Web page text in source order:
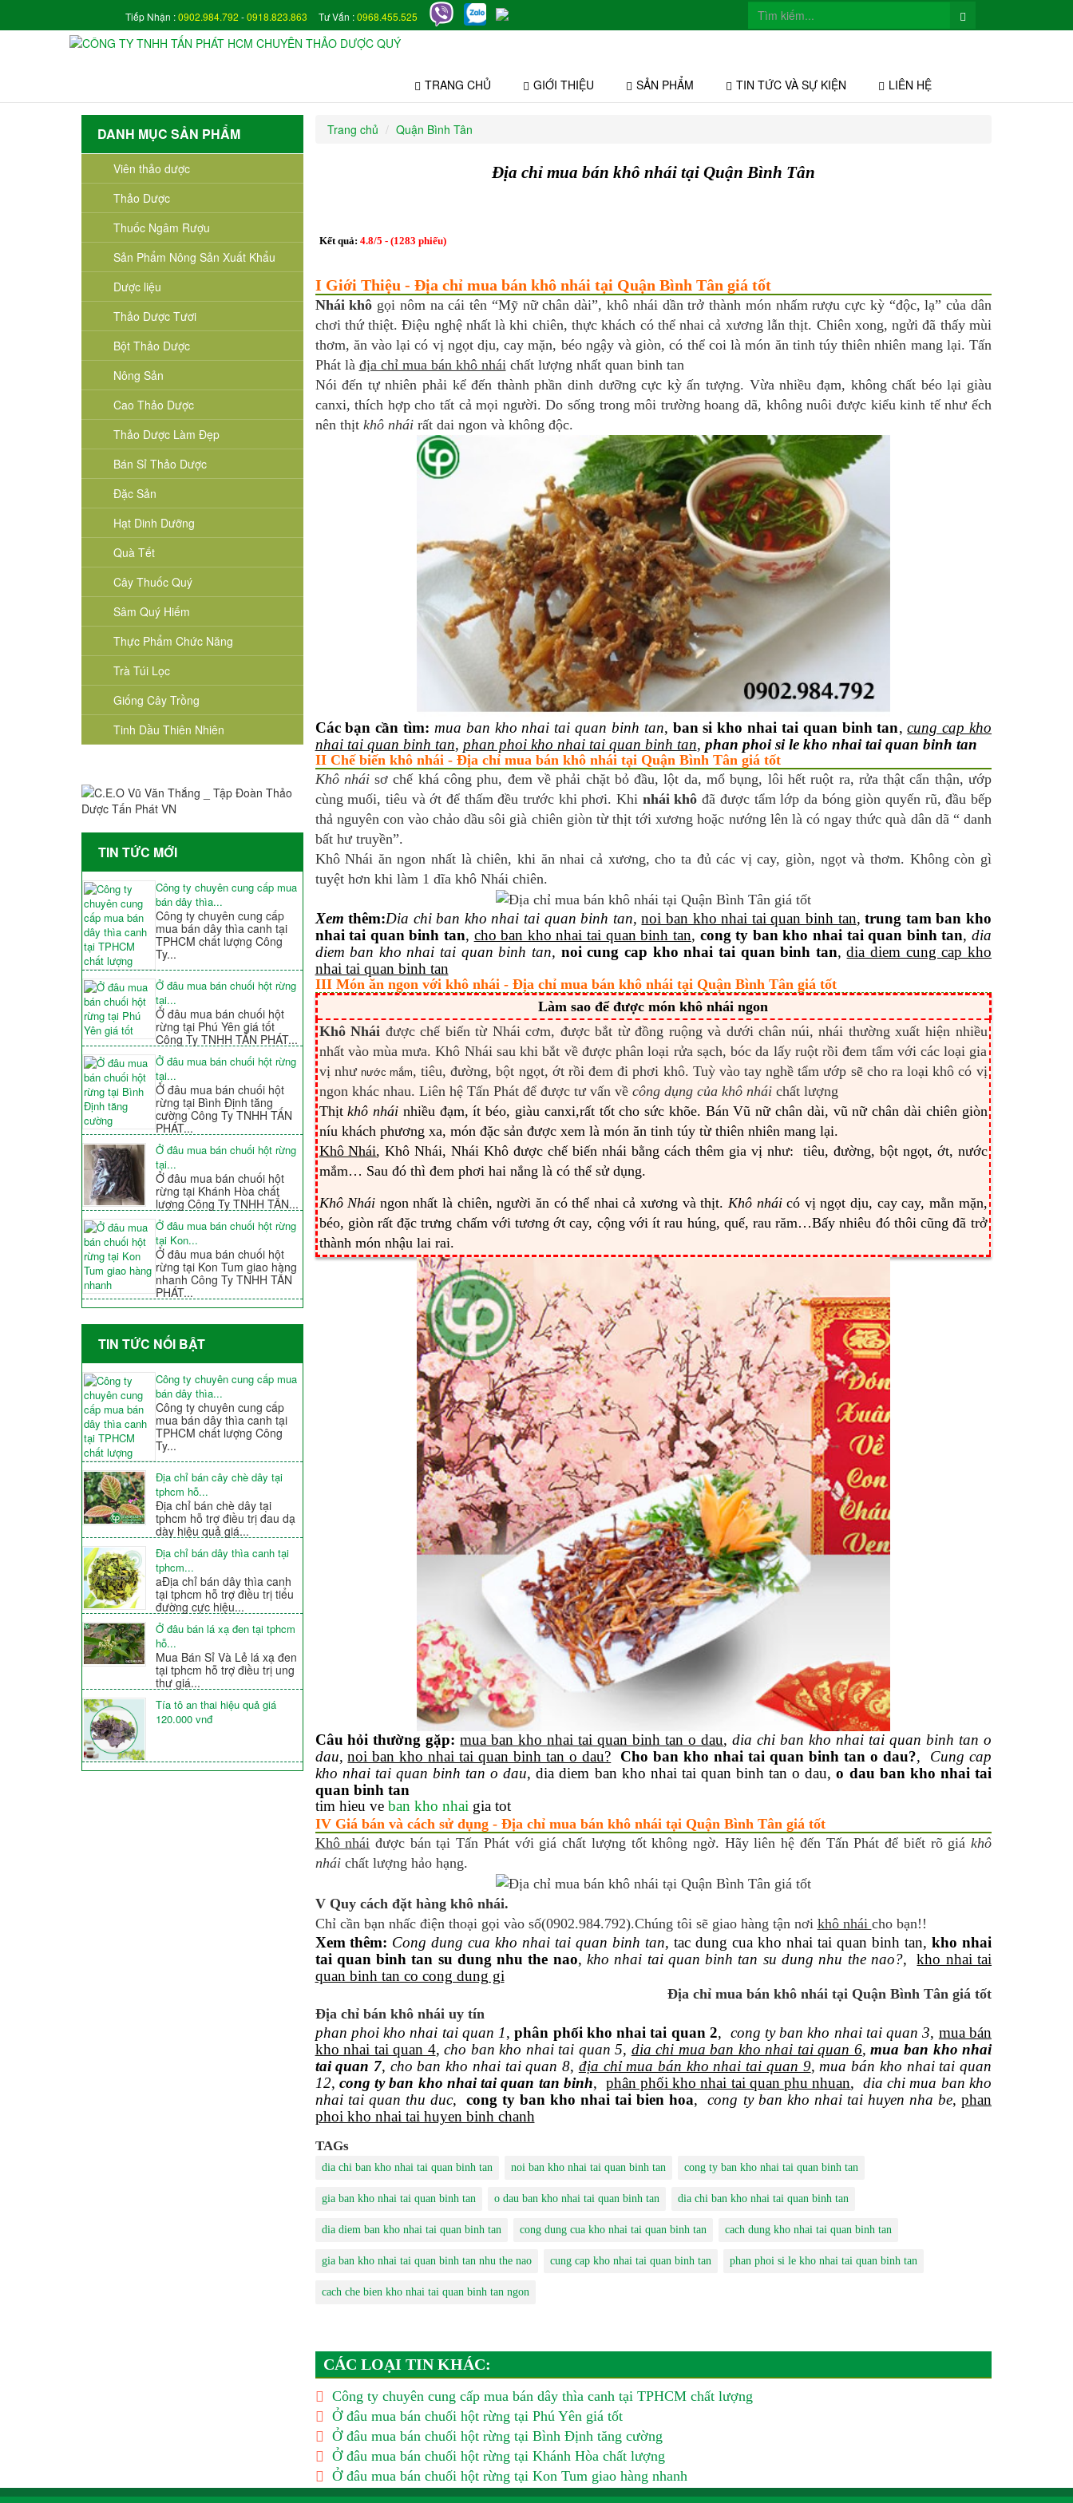
Tiếp Nhận :0902.984.792 -0918.823.863 Tư Vấn :0968.455.525
TRANG CHỦ GIỚI THIỆU SẢN PHẨM TIN TỨC VÀ SỰ KIỆN LIÊN HỆ
DANH MỤC SẢN PHẨM
Viên thảo dược
Thảo Dược
Thuốc Ngâm Rượu
Sản Phẩm Nông Sản Xuất Khẩu
Dược liệu
Thảo Dược Tươi
Bột Thảo Dược
Nông Sản
Cao Thảo Dược
Thảo Dược Làm Đẹp
Bán Sỉ Thảo Dược
Đặc Sản
Hạt Dinh Dưỡng
Quà Tết
Cây Thuốc Quý
Sâm Quý Hiếm
Thực Phẩm Chức Năng
Trà Túi Lọc
Giống Cây Trồng
Tinh Dầu Thiên Nhiên
TIN TỨC MỚI
Công ty chuyên cung cấp mua
bán dây thìa...
Công ty chuyên cung cấp
mua bán dây thìa canh tại
TPHCM chất lượng Công
Ty...
Ở đâu mua bán chuối hột rừng
tại...
Ở đâu mua bán chuối hột
rừng tại Phú Yên giá tốt
Công Ty TNHH TẤN PHÁT...
Ở đâu mua bán chuối hột rừng
tại...
Ở đâu mua bán chuối hột
rừng tại Bình Định tăng
cường Công Ty TNHH TẤN
PHÁT...
Ở đâu mua bán chuối hột rừng
tại...
Ở đâu mua bán chuối hột
rừng tại Khánh Hòa chất
lượng Công Ty TNHH TẤN...
Ở đâu mua bán chuối hột rừng
tại Kon...
Ở đâu mua bán chuối hột
rừng tại Kon Tum giao hàng
nhanh Công Ty TNHH TẤN
PHÁT...
TIN TỨC NỐI BẬT
Công ty chuyên cung cấp mua
bán dây thìa...
Công ty chuyên cung cấp
mua bán dây thìa canh tại
TPHCM chất lượng Công
Ty...
Địa chỉ bán cây chè dây tại
tphcm hỗ...
Địa chỉ bán chè dây tại
tphcm hỗ trợ điều trị đau dạ
dày hiệu quả giá...
Địa chỉ bán dây thìa canh tại
tphcm...
aĐịa chỉ bán dây thìa canh
tại tphcm hỗ trợ điều trị tiểu
đường cực hiệu...
Ở đâu bán lá xạ đen tại tphcm
hỗ...
Mua Bán Sỉ Và Lẻ lá xạ đen
tại tphcm hỗ trợ điều trị ung
thư giá...
Tía tô an thai hiệu quả giá
120.000 vnđ
Trang chủ Quận Bình Tân
Địa chỉ mua bán khô nhái tại Quận Bình Tân
Kết quả: 4.8/5 - (1283 phiếu)
I Giới Thiệu - Địa chỉ mua bán khô nhái tại Quận Bình Tân giá tốt
Nhái khô gọi nôm na cái tên “Mỹ nữ chân dài”, khô nhái dần trở thành món nhấm rượu cực kỳ “độc, lạ” của dân
chơi thứ thiệt. Điệu nghệ nhất là khi chiên, thực khách có thể nhai cả xương lẫn thịt. Chiên xong, ngửi đã thấy mùi
thơm, ăn vào lại có vị ngọt dịu, cay mặn, béo ngậy và giòn, có thể coi là món ăn tinh túy thiên nhiên mang lại. Tấn
Phát là địa chỉ mua bán khô nháichất lượng nhất quan binh tan
Nói đến tự nhiên phải kể đến thành phần dinh dưỡng cực kỳ ấn tượng. Vừa nhiều đạm, không chất béo lại giàu
canxi, thích hợp cho tất cả mọi người. Do sống trong môi trường hoang dã, không nuôi được kiểu kinh tế như ếch
nên thịt khô nháirất dai ngon và không độc.
Các bạn cần tìm: mua ban kho nhai tai quan binh tan, ban si kho nhai tai quan binh tan,cung cap kho
nhai tai quan binh tan, phan phoi kho nhai tai quan binh tan, phan phoi si le kho nhai tai quan binh tan
II Chế biến khô nhái - Địa chỉ mua bán khô nhái tại Quận Bình Tân giá tốt
Khô nháisơ chế khá công phu, đem về phải chặt bỏ đầu, lột da, mổ bụng, lôi hết ruột ra, rửa thật cẩn thận, ướp
cùng muối, tiêu và ớt để thấm đều trước khi phơi. Khi nhái khô đã được tẩm lớp da bóng giòn quyến rũ, đầu bếp
thả nguyên con vào chảo dầu sôi già chiên giòn từ thịt tới xương hoặc nướng lên là có ngay thức quà dân dã “ danh
bất hư truyền”.
Khô Nhái ăn ngon nhất là chiên, khi ăn nhai cả xương, cho ta đủ các vị cay, giòn, ngọt và thơm. Không còn gì
tuyệt hơn khi làm 1 dĩa khô Nhái chiên.
Xemthêm:Dia chi ban kho nhai tai quan binh tan,noi ban kho nhai tai quan binh tan, trung tam ban kho
nhai tai quan binh tan, cho ban kho nhai tai quan binh tan, cong ty ban kho nhai tai quan binh tan,dia
diem ban kho nhai tai quan binh tan, noi cung cap kho nhai tai quan binh tan,dia diem cung cap kho
nhai tai quan binh tan
III Món ăn ngon với khô nhái - Địa chỉ mua bán khô nhái tại Quận Bình Tân giá tốt
Làm sao để được món khô nhái ngon
Khô Nhái được chế biến từ Nhái cơm, được bắt từ đồng ruộng và dưới chân núi, nhái thường xuất hiện nhiều
nhất vào mùa mưa. Khô Nhái sau khi bắt về được phân loại rửa sạch, bóc da lấy ruột rồi đem tẩm với các loại gia
vị như nước mắm, tiêu, đường, bột ngọt, ớt rồi đem đi phơi khô. Tuỳ vào tay nghề tẩm ướp sẽ cho ra loại khô có vị
ngon khác nhau. Liên hệ Tấn Phát để được tư vấn về công dụng của khô nháichất lượng
Thịtkhô nhái nhiều đạm, ít béo, giàu canxi,rất tốt cho sức khõe. Bán Vũ nữ chân dài, vũ nữ chân dài chiên giòn
níu khách phương xa, món đặc sản được xem là món ăn tinh túy từ thiên nhiên mang lại.
Khô Nhái, Khô Nhái, Nhái Khô được chế biến nhái bằng cách thêm gia vị như: tiêu, đường, bột ngọt, ớt, nước
mắm… Sau đó thì đem phơi hai nắng là có thể sử dụng.
Khô Nhái ngon nhất là chiên, người ăn có thể nhai cả xương và thịt. Khô nháicó vị ngọt dịu, cay cay, mằn mặn,
béo, giòn rất đặc trưng chấm với tương ớt cay, cộng với ít rau húng, quế, rau răm…Bấy nhiêu đó thôi cũng đã trở
thành món nhậu lai rai.
Câu hỏi thường gặp: mua ban kho nhai tai quan binh tan o dau,dia chi ban kho nhai tai quan binh tan o
dau,noi ban kho nhai tai quan binh tan o dau? Cho ban kho nhai tai quan binh tan o dau?, Cung cap
kho nhai tai quan binh tan o dau, dia diem ban kho nhai tai quan binh tan o dau,o dau ban kho nhai tai
quan binh tan
tim hieu ve ban kho nhai gia tot
IV Giá bán và cách sử dụng - Địa chỉ mua bán khô nhái tại Quận Bình Tân giá tốt
Khô nhái được bán tại Tấn Phát với giá chất lượng tốt không ngờ. Hãy liên hệ đến Tấn Phát để biết rõ giákhô
nháichất lượng hảo hạng.
V Quy cách đặt hàng khô nhái.
Chỉ cần bạn nhấc điện thoại gọi vào số(0902.984.792).Chúng tôi sẽ giao hàng tận nơi khô nhái cho bạn!!
Xem thêm: Cong dung cua kho nhai tai quan binh tan, tac dung cua kho nhai tai quan binh tan,kho nhai
tai quan binh tan su dung nhu the nao,kho nhai tai quan binh tan su dung nhu the nao?,kho nhai tai
quan binh tan co cong dung gi
Địa chỉ mua bán khô nhái tại Quận Bình Tân giá tốt
Địa chỉ bán khô nhái uy tín
phan phoi kho nhai tai quan 1,phân phối kho nhai tai quan 2, cong ty ban kho nhai tai quan 3, mua bán
kho nhai tai quan 4,cho ban kho nhai tai quan 5, dia chi mua ban kho nhai tai quan 6,mua ban kho nhai
tai quan 7, cho ban kho nhai tai quan 8, địa chỉ mua bán kho nhai tai quan 9, mua bán kho nhai tai quan
12, cong ty ban kho nhai tai quan tan binh, phân phối kho nhai tai quan phu nhuan, dia chi mua ban kho
nhai tai quan thu duc, cong ty ban kho nhai tai bien hoa, cong ty ban kho nhai tai huyen nha be, phan
phoi kho nhai tai huyen binh chanh
TAGs
dia chi ban kho nhai tai quan binh tan noi ban kho nhai tai quan binh tan cong ty ban kho nhai tai quan binh tan
gia ban kho nhai tai quan binh tan o dau ban kho nhai tai quan binh tan dia chi ban kho nhai tai quan binh tan
dia diem ban kho nhai tai quan binh tan cong dung cua kho nhai tai quan binh tan cach dung kho nhai tai quan binh tan
gia ban kho nhai tai quan binh tan nhu the nao cung cap kho nhai tai quan binh tan phan phoi si le kho nhai tai quan binh tan
cach che bien kho nhai tai quan binh tan ngon
CÁC LOẠI TIN KHÁC:
Công ty chuyên cung cấp mua bán dây thìa canh tại TPHCM chất lượng
Ở đâu mua bán chuối hột rừng tại Phú Yên giá tốt
Ở đâu mua bán chuối hột rừng tại Bình Định tăng cường
Ở đâu mua bán chuối hột rừng tại Khánh Hòa chất lượng
Ở đâu mua bán chuối hột rừng tại Kon Tum giao hàng nhanh